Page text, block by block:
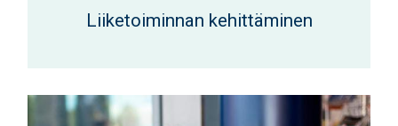
Liiketoiminnan kehittäminen